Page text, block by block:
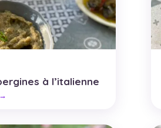
à l’italienne